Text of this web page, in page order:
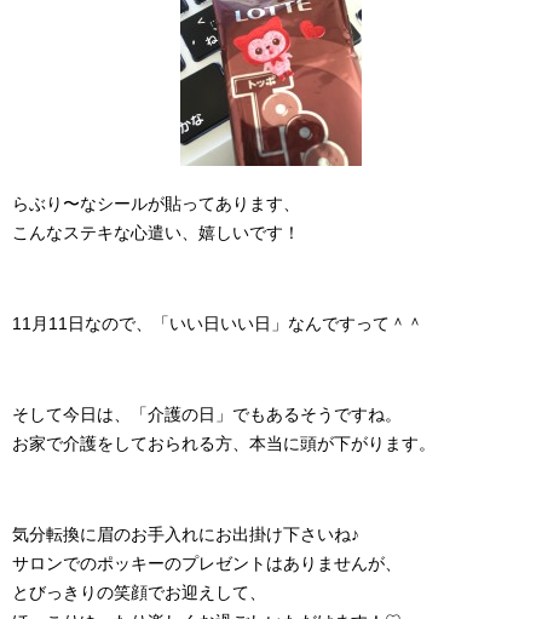
らぶり〜なシールが貼ってあります、
こんなステキな心遣い、嬉しいです！
11月11日なので、「いい日いい日」なんですって＾＾
そして今日は、「介護の日」でもあるそうですね。
お家で介護をしておられる方、本当に頭が下がります。
気分転換に眉のお手入れにお出掛け下さいね♪
サロンでのポッキーのプレゼントはありませんが、
とびっきりの笑顔でお迎えして、